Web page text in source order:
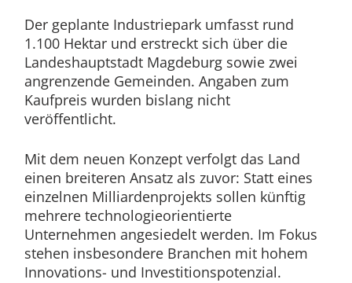
Der geplante Industriepark umfasst rund
1.100 Hektar und erstreckt sich über die
Landeshauptstadt Magdeburg sowie zwei
angrenzende Gemeinden. Angaben zum
Kaufpreis wurden bislang nicht
veröffentlicht.
Mit dem neuen Konzept verfolgt das Land
einen breiteren Ansatz als zuvor: Statt eines
einzelnen Milliardenprojekts sollen künftig
mehrere technologieorientierte
Unternehmen angesiedelt werden. Im Fokus
stehen insbesondere Branchen mit hohem
Innovations- und Investitionspotenzial.